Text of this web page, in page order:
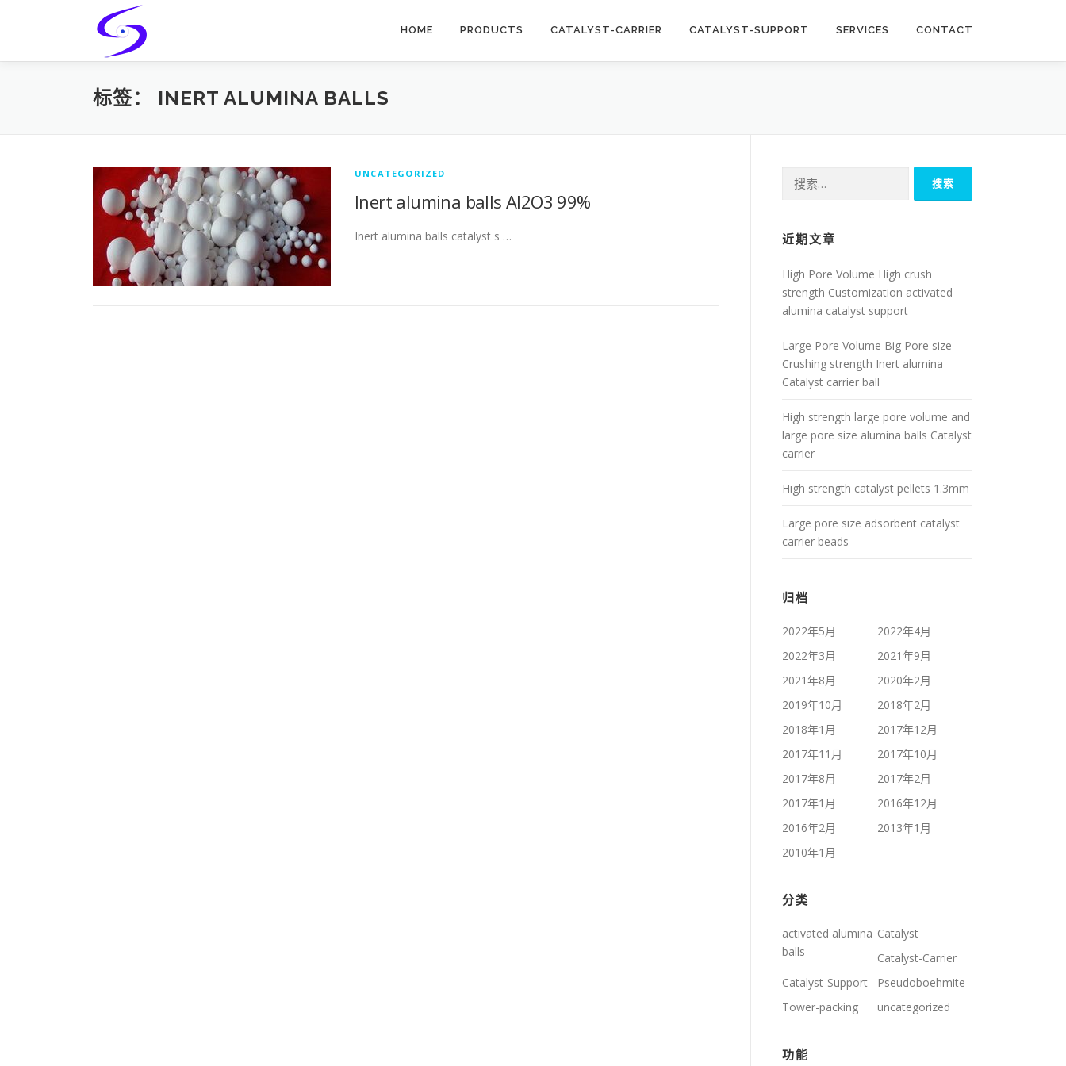
HOME PRODUCTS CATALYST-CARRIER CATALYST-SUPPORT SERVICES CONTACT
标签： INERT ALUMINA BALLS
UNCATEGORIZED
Inert alumina balls Al2O3 99%
Inert alumina balls catalyst s …
索：
近期文章
High Pore Volume High crush
strength Customization activated
alumina catalyst support
Large Pore Volume Big Pore size
Crushing strength Inert alumina
Catalyst carrier ball
High strength large pore volume and
large pore size alumina balls Catalyst
carrier
High strength catalyst pellets 1.3mm
Large pore size adsorbent catalyst
carrier beads
归档
2022年5月
2022年4月
2022年3月
2021年9月
2021年8月
2020年2月
2019年10月
2018年2月
2018年1月
2017年12月
2017年11月
2017年10月
2017年8月
2017年2月
2017年1月
2016年12月
2016年2月
2013年1月
2010年1月
分类
activated alumina
balls
Catalyst
Catalyst-Carrier
Catalyst-Support
Pseudoboehmite
Tower-packing
uncategorized
功能